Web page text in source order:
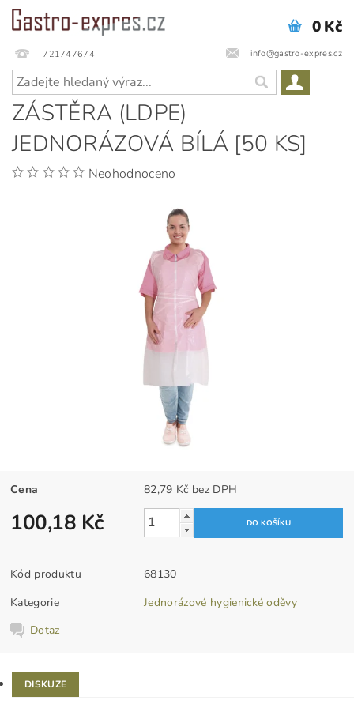
721747674 info@gastro-expres.cz
0 Kč
ZÁSTĚRA (LDPE)
JEDNORÁZOVÁ BÍLÁ [50 KS]
Neohodnoceno
Cena 82,79 Kč bez DPH
100,18 Kč
Kód produktu
68130
Kategorie
Jednorázové hygienické oděvy
Dotaz
DISKUZE